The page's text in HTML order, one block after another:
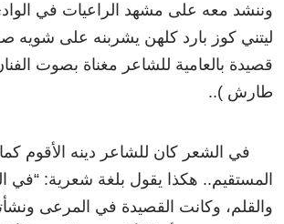
وننشد معه على مشهد الراعيات في
ليتني كوز بارد كلهن يشربنه على شويه
قصيدة بالعامية للشاعر مغناة بصوت
طارش )..
في الشعر كان للشاعر دينه الأقوم
المستقيم.. هكذا يقول بلغة شعرية: “في
والقلم، وكانت القصيدة في المرعى